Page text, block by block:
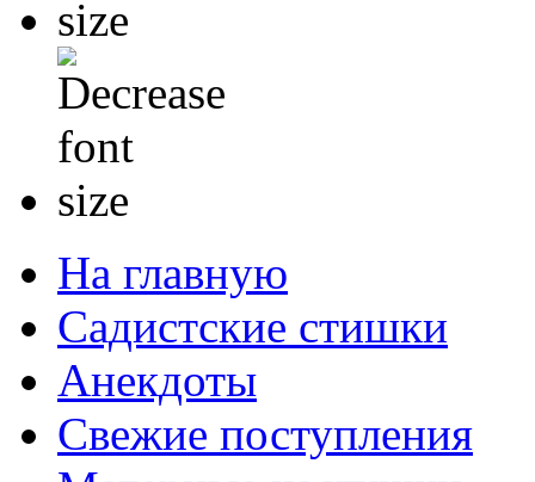
На главную
Садистские стишки
Анекдоты
Свежие поступления